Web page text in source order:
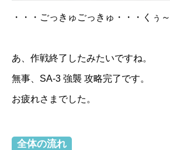
・・・ごっきゅごっきゅ・・・くぅ
あ、作戦終了したみたいですね。
無事、SA-3 強襲 攻略完了です。
お疲れさまでした。
全体の流れ